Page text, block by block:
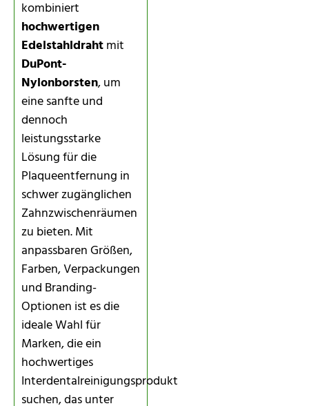
kombiniert
hochwertigen
Edelstahldrahtmit
DuPont-
Nylonborsten, um
eine sanfte und
dennoch
leistungsstarke
Lösung für die
Plaqueentfernung in
schwer zugänglichen
Zahnzwischenräumen
zu bieten. Mit
anpassbaren Größen,
Farben, Verpackungen
und Branding-
Optionen ist es die
ideale Wahl für
Marken, die ein
hochwertiges
Interdentalreinigungsprodukt
suchen, das unter